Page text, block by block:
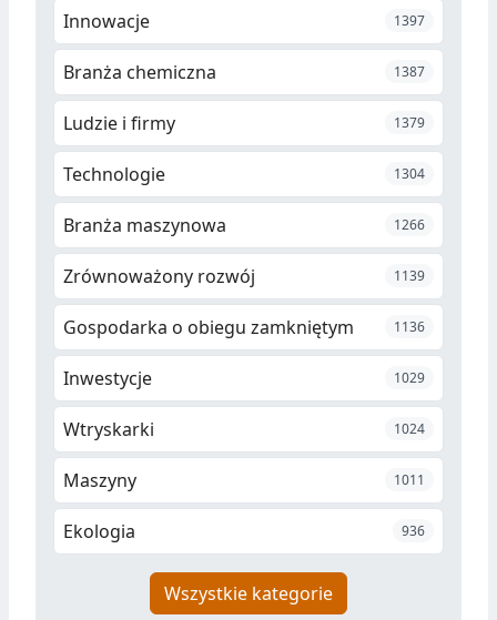
Innowacje 1397
Branża chemiczna 1387
Ludzie i firmy 1379
Technologie 1304
Branża maszynowa 1266
Zrównoważony rozwój 1139
Gospodarka o obiegu zamkniętym 1136
Inwestycje 1029
Wtryskarki 1024
Maszyny 1011
Ekologia 936
Wszystkie kategorie